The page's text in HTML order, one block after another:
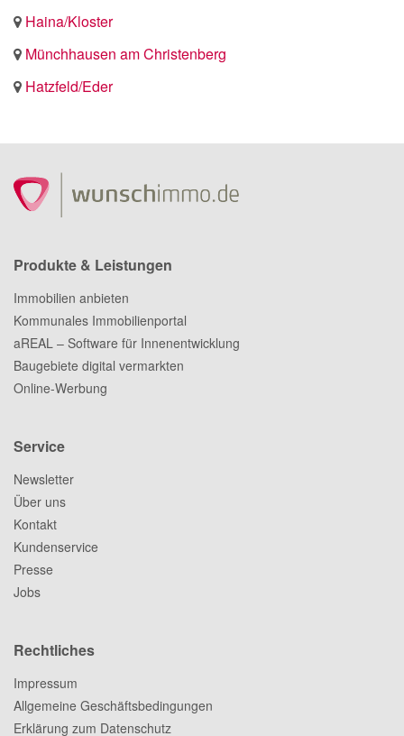
Haina/Kloster
Münchhausen am Christenberg
Hatzfeld/Eder
Produkte & Leistungen
Immobilien anbieten
Kommunales Immobilienportal
aREAL – Software für Innenentwicklung
Baugebiete digital vermarkten
Online-Werbung
Service
Newsletter
Über uns
Kontakt
Kundenservice
Presse
Jobs
Rechtliches
Impressum
Allgemeine Geschäftsbedingungen
Erklärung zum Datenschutz